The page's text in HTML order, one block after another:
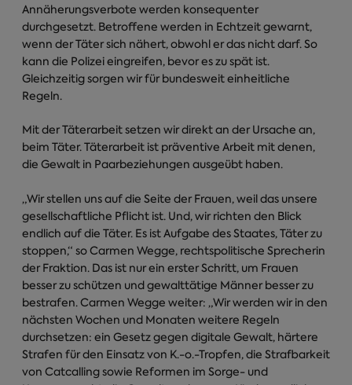
Annäherungsverbote werden konsequenter
durchgesetzt. Betroffene werden in Echtzeit gewarnt,
wenn der Täter sich nähert, obwohl er das nicht darf. So
kann die Polizei eingreifen, bevor es zu spät ist.
Gleichzeitig sorgen wir für bundesweit einheitliche
Regeln.
Mit der Täterarbeit setzen wir direkt an der Ursache an,
beim Täter. Täterarbeit ist präventive Arbeit mit denen,
die Gewalt in Paarbeziehungen ausgeübt haben.
„Wir stellen uns auf die Seite der Frauen, weil das unsere
gesellschaftliche Pflicht ist. Und, wir richten den Blick
endlich auf die Täter. Es ist Aufgabe des Staates, Täter zu
stoppen,“ so Carmen Wegge, rechtspolitische Sprecherin
der Fraktion. Das ist nur ein erster Schritt, um Frauen
besser zu schützen und gewalttätige Männer besser zu
bestrafen. Carmen Wegge weiter: „Wir werden wir in den
nächsten Wochen und Monaten weitere Regeln
durchsetzen: ein Gesetz gegen digitale Gewalt, härtere
Strafen für den Einsatz von K.-o.-Tropfen, die Strafbarkeit
von Catcalling sowie Reformen im Sorge- und